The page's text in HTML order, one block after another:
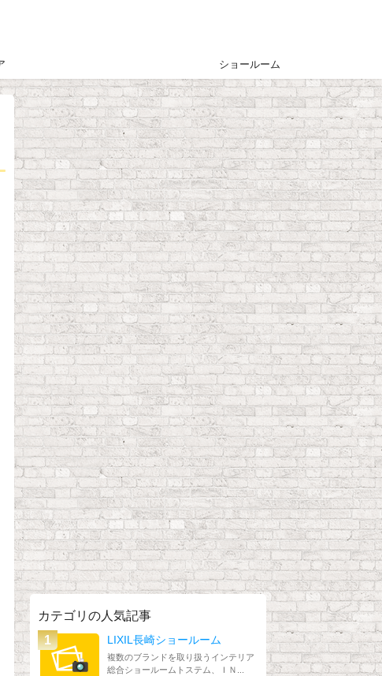
ショールーム
カテゴリの人気記事
LIXIL長崎ショールーム
複数のブランドを取り扱うインテリア
総合ショールームトステム、ＩＮ...